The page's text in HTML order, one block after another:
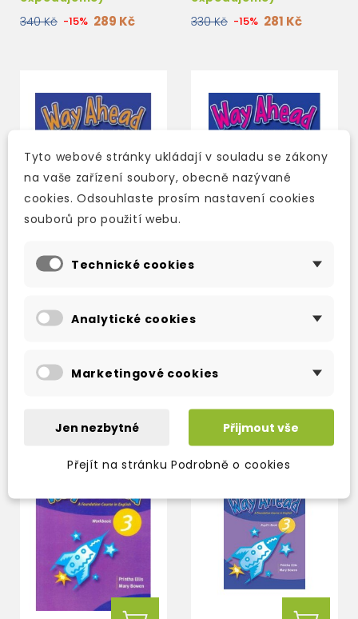
340 Kč -15% 289 Kč 330 Kč -15% 281 Kč
BOOK
expedujeme)
expedujeme)
Tyto webové stránky ukládají v souladu se zákony
na vaše zařízení soubory, obecně nazývané
cookies. Odsouhlaste prosím nastavení cookies
souborů pro použití webu.
Technické cookies
Analytické cookies
Marketingové cookies
Jen nezbytné Přijmout vše
Přejít na stránku Podrobně o cookies